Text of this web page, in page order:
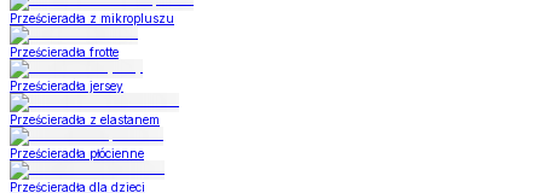
Prześcieradła z mikropluszu
Prześcieradła frotte
Prześcieradła jersey
Prześcieradła z elastanem
Prześcieradła płócienne
Prześcieradła dla dzieci